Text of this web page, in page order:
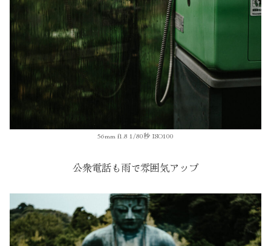
56mm f1.8 1/80秒 ISO100
公衆電話も雨で雰囲気アップ